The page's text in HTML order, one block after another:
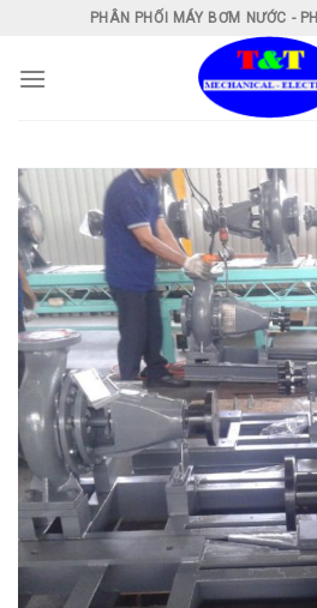
content
PHÂN PHỐI MÁY BƠM NƯỚC -